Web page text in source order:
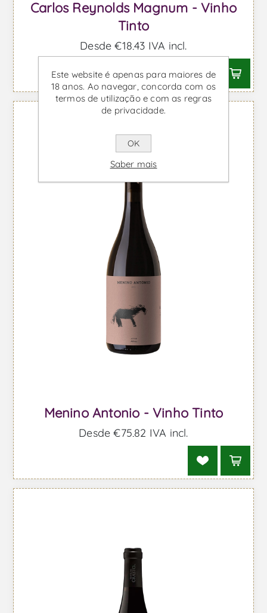
Carlos Reynolds Magnum - Vinho
Tinto
Desde €18,43 IVA incl.
Menino Antonio - Vinho Tinto
Desde €75,82 IVA incl.
Este website é apenas para maiores de
18 anos. Ao navegar, concorda com os
termos de utilização e com as regras
de privacidade.
OK
Saber mais